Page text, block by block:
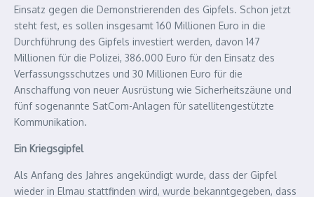
Einsatz gegen die Demonstrierenden des Gipfels. Schon jetzt
steht fest, es sollen insgesamt 160 Millionen Euro in die
Durchführung des Gipfels investiert werden, davon 147
Millionen für die Polizei, 386.000 Euro für den Einsatz des
Verfassungsschutzes und 30 Millionen Euro für die
Anschaffung von neuer Ausrüstung wie Sicherheitszäune und
fünf sogenannte SatCom-Anlagen für satellitengestützte
Kommunikation.
Ein Kriegsgipfel
Als Anfang des Jahres angekündigt wurde, dass der Gipfel
wieder in Elmau stattfinden wird, wurde bekanntgegeben, dass